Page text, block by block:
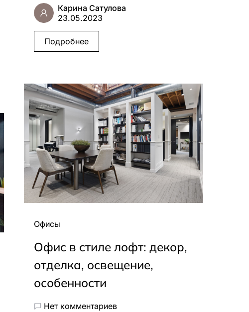
Карина Сатулова
23.05.2023
Подробнее
Офисы
Офис в стиле лофт: декор,
отделка, освещение,
особенности
Нет комментариев